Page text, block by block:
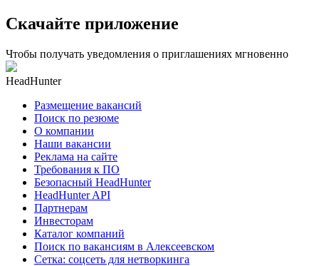
Скачайте приложение
Чтобы получать уведомления о приглашениях мгновенно
HeadHunter
Размещение вакансий
Поиск по резюме
О компании
Наши вакансии
Реклама на сайте
Требования к ПО
Безопасный HeadHunter
HeadHunter API
Партнерам
Инвесторам
Каталог компаний
Поиск по вакансиям в Алексеевском
Сетка: соцсеть для нетворкинга